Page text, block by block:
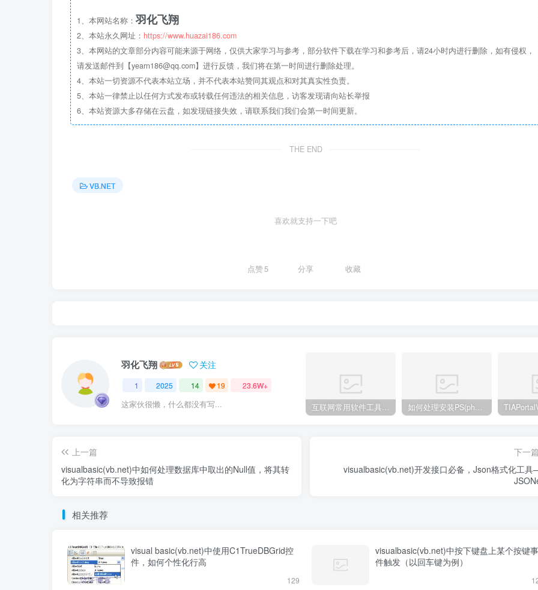
1、本网站名称： 羽化飞翔
2、本站永久网址： https://www.huazai186.com
3、本网站的文章部分内容可能来源于网络，仅供大家学习与参考，部分软件下载在学习和参考后，请24小时内进行删除，如有侵权，
请发送邮件到【yearn186@qq.com】进行反馈，我们将在第一时间进行删除处理。
4、本站一切资源不代表本站立场，并不代表本站赞同其观点和对其真实性负责。
5、本站一律禁止以任何方式发布或转载任何违法的相关信息，访客发现请向站长举报
6、本站资源大多存储在云盘，如发现链接失效，请联系我们我们会第一时间更新。
THE END
VB.NET
喜欢就支持一下吧
点赞5 分享 收藏
羽化飞翔 关注
1 2025 14 19 23.6W+
这家伙很懒，什么都没有写...
上一篇
visualbasic(vb.net)中如何处理数据库中取出的Null值，将其转
化为字符串而不导致报错
下一篇
visualbasic(vb.net)开发接口必备，Json格式化工
相关推荐
visual basic(vb.net)中使用C1TrueDBGrid控
件，如何个性化行高
129
visualbasic(vb.net)中按下键盘上某个按键事
件触发（以回车键为例）